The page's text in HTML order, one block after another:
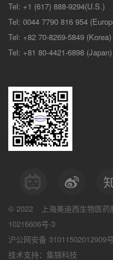
Tel: +1 (617) 888-9294(U.S.)
Tel: 0044 7790 816 954
Tel: +82 70-8269-5849 (Korea)
Tel: +81 80-4421-6898 (Japan)
© 2022 上海美迪西生物医
10216606号-3
沪公网安备 31011502012909号
技术支持：集锦科技